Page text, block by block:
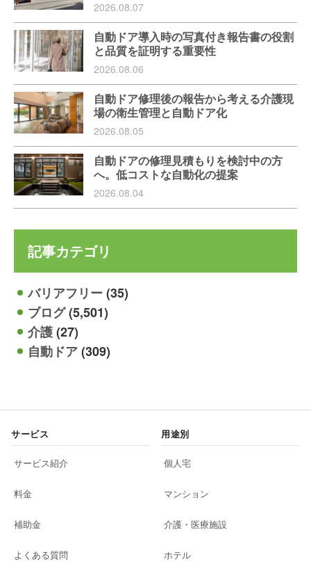
2026.08.07
自動ドア導入時の写真付き報告書の役割
と品質を証明する重要性
2026.08.06
自動ドア修理後の報告から考える介護現
場の衛生管理と自動ドア化
2026.08.05
自動ドアの修理見積もりを検討中の方
へ。低コストな自動化の提案
2026.08.04
記事カテゴリ
バリアフリー(35)
ブログ(5,501)
介護(27)
自動ドア(309)
サービス
サービス紹介
料金
補助金
よくある質問
用途別
個人宅
マンション
介護・医療施設
ホテル